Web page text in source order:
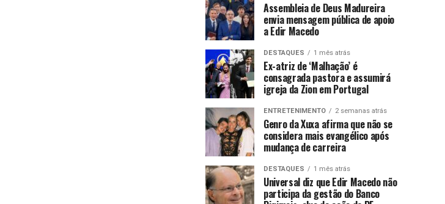
Assembleia de Deus Madureira
envia mensagem pública de apoio
a Edir Macedo
DESTAQUES 1 mês atrás
Ex-atriz de ‘Malhação’ é
consagrada pastora e assumirá
igreja da Zion em Portugal
ENTRETENIMENTO 2 semanas atrás
Genro da Xuxa afirma que não se
considera mais evangélico após
mudança de carreira
DESTAQUES 1 mês atrás
Universal diz que Edir Macedo não
participa da gestão do Banco